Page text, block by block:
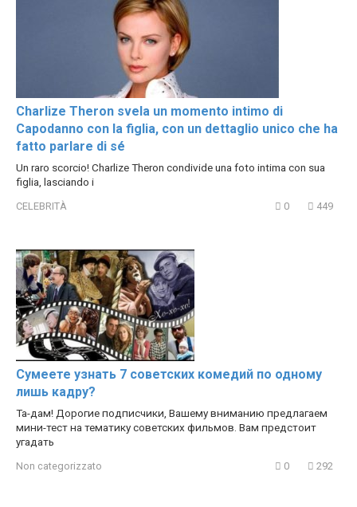
Charlize Theron svela un momento intimo di
Capodanno con la figlia, con un dettaglio unico che ha
fatto parlare di sé
Un raro scorcio! Charlize Theron condivide una foto intima con sua
figlia, lasciando i
CELEBRITÀ 0 449
Сумеете узнать 7 советских комедий по одному
лишь кадру?
Та-дам! Дорогие подписчики, Вашему вниманию предлагаем
мини-тест на тематику советских фильмов. Вам предстоит
угадать
Non categorizzato 0 292